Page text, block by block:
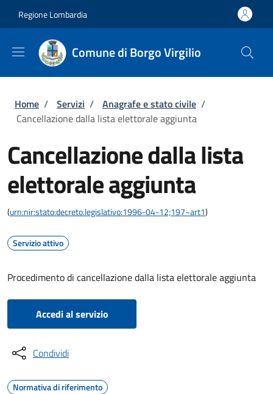
Regione Lombardia
Comune di Borgo Virgilio
Briciole di pane
Home / Servizi / Anagrafe e stato civile /
Cancellazione dalla lista elettorale aggiunta
Cancellazione dalla lista
elettorale aggiunta
(urn:nir:stato:decreto.legislativo:1996-04-12;197~art1)
Servizio attivo
Procedimento di cancellazione dalla lista elettorale aggiunta
Accedi al servizio
Condividi
Normativa di riferimento